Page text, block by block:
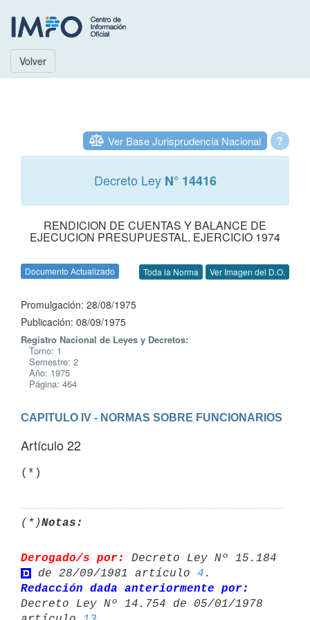
Volver
?
Ver Base Jurisprudencia Nacional
Decreto Ley N° 14416
RENDICION DE CUENTAS Y BALANCE DE
EJECUCION PRESUPUESTAL. EJERCICIO 1974
Documento Actualizado Toda la Norma Ver Imagen del D.O.
Promulgación: 28/08/1975
Publicación: 08/09/1975
Registro Nacional de Leyes y Decretos:
Tomo: 1
Semestre: 2
Año: 1975
Página: 464
CAPITULO IV - NORMAS SOBRE FUNCIONARIOS
Artículo 22
(*)Notas:
Derogado/s por:
de 28/09/1981 artículo 4
Redacción dada anteriormente por:
Decreto Ley Nº 14.754 de 05/01/1978